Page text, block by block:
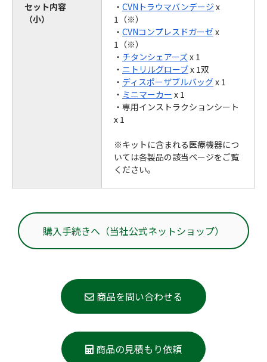
セット内容
（小）
・ CVNトラウマバンデージ x
1（※）
・ CVNコンプレスドガーゼ x
1（※）
・ チタンシェアーズx 1
・ ニトリルグローブx 1双
・ ディスポーザブルバッグx 1
・ ミニマーカー x 1
・専用インストラクションシート
x 1
※キットに含まれる医療機器につ
いては各製品の該当ページをご覧
ください。
購入手続きへ（当社公式ネットショップ）
商品を問い合わせる
商品の見積もり依頼